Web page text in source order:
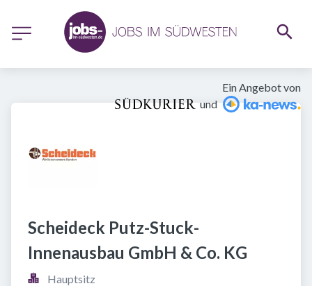
Ein Angebot von
und
Scheideck Putz-Stuck-
Innenausbau GmbH & Co. KG
Hauptsitz